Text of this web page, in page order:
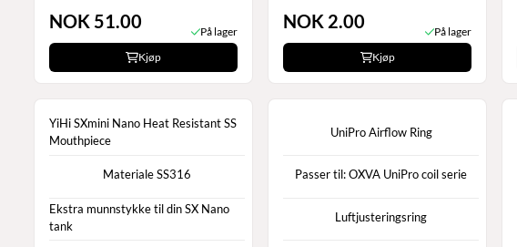
NOK 51.00
På lager
Kjøp
NOK 2.00
På lager
Kjøp
YiHi SXmini Nano Heat Resistant SS
Mouthpiece
Materiale SS316
Ekstra munnstykke til din SX Nano
tank
UniPro Airflow Ring
Passer til: OXVA UniPro coil serie
Luftjusteringsring